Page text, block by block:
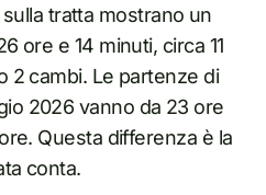
tratta mostrano un
ore e 14 minuti, circa 11
2 cambi. Le partenze di
2026 vanno da 23 ore
Questa differenza è la
conta.